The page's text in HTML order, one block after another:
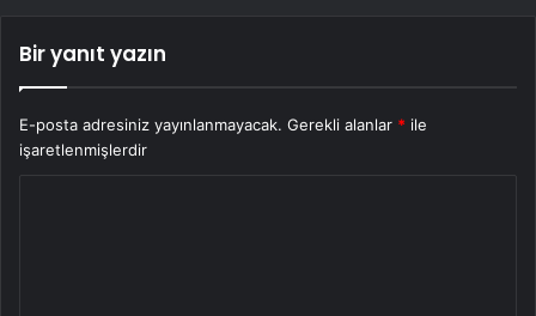
Bir yanıt yazın
E-posta adresiniz yayınlanmayacak. Gerekli alanlar * ile
işaretlenmişlerdir